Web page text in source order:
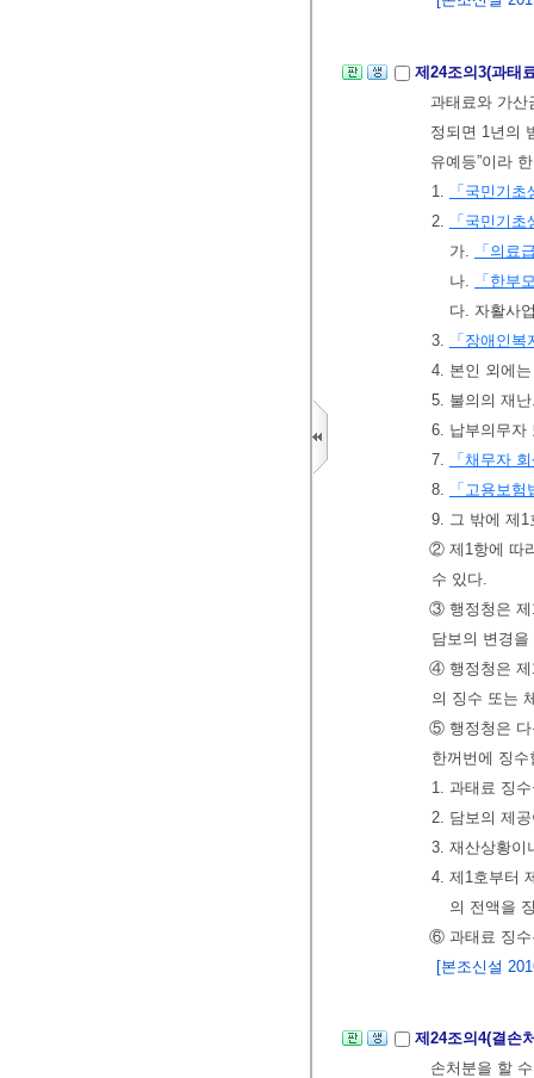
제24조의3(과태
과태료와 가산
정되면 1년의
유예등”이라
1.
「국민기
2.
「국민기
가.
「의료
나.
「한부
다. 자활사
3.
「장애인복
4. 본인 외에
5. 불의의 재
6. 납부의무자
7.
「채무자
8.
「고용보험
9. 그 밖에 제
② 제1항에 따
수 있다.
③ 행정청은 제
담보의 변경
④ 행정청은 제
의 징수 또는
⑤ 행정청은 다
한꺼번에 징
1. 과태료 징
2. 담보의 제
3. 재산상황이
4. 제1호부터
의 전액을
⑥ 과태료 징수
[본조신설
제24조의4(결손
손처분을 할